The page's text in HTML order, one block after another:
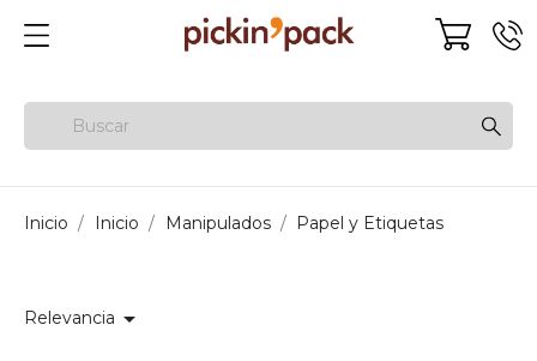
Inicio Inicio Manipulados Papel y Etiquetas
Relevancia 